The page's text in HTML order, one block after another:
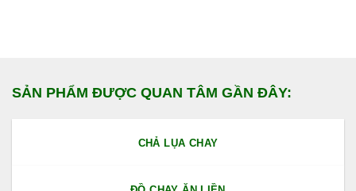
SẢN PHẨM ĐƯỢC QUAN TÂM GẦN ĐÂY:
CHẢ LỤA CHAY